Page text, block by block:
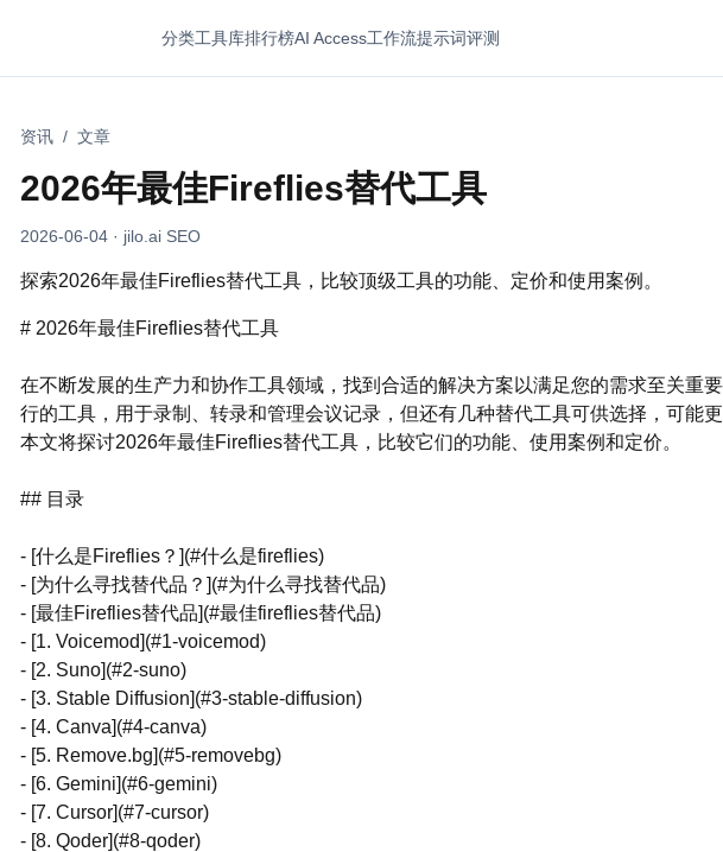
分类工具库排行榜AI Access工作流提示词评测
资讯 / 文章
2026年最佳Fireflies替代工具
2026-06-04 · jilo.ai SEO
探索2026年最佳Fireflies替代工具，比较顶级工具的功能、定价和使用案例。
# 2026年最佳Fireflies替代工具
在不断发展的生产力和协作工具领域，找到合适的解决方案以满足您的需求至关重
行的工具，用于录制、转录和管理会议记录，但还有几种替代工具可供选择，可能
本文将探讨2026年最佳Fireflies替代工具，比较它们的功能、使用案例和定价。
## 目录
- [什么是Fireflies？](#什么是fireflies)
- [为什么寻找替代品？](#为什么寻找替代品)
- [最佳Fireflies替代品](#最佳fireflies替代品)
- [1. Voicemod](#1-voicemod)
- [2. Suno](#2-suno)
- [3. Stable Diffusion](#3-stable-diffusion)
- [4. Canva](#4-canva)
- [5. Remove.bg](#5-removebg)
- [6. Gemini](#6-gemini)
- [7. Cursor](#7-cursor)
- [8. Qoder](#8-qoder)